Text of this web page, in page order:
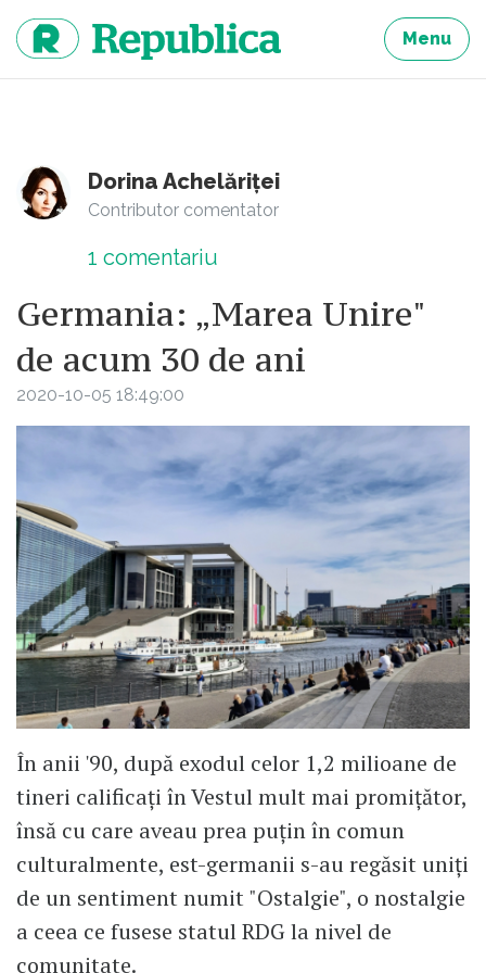
continut
Menu
Dorina Achelăriței
Contributor comentator
1 comentariu
Germania: „Marea Unire"
de acum 30 de ani
2020-10-05 18:49:00
În anii '90, după exodul celor 1,2 milioane de
tineri calificați în Vestul mult mai promițător,
însă cu care aveau prea puțin în comun
culturalmente, est-germanii s-au regăsit uniți
de un sentiment numit "Ostalgie", o nostalgie
a ceea ce fusese statul RDG la nivel de
comunitate.